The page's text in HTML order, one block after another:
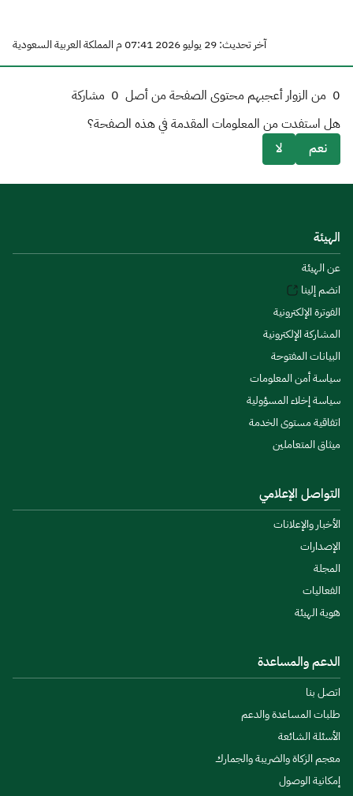
آخر تحديث: 29 يوليو 2026 07:41 م المملكة العربية السعودية
0 من الزوار أعجبهم محتوى الصفحة من أصل 0 مشاركة
هل استفدت من المعلومات المقدمة في هذه الصفحة؟
نعم
لا
الهيئة
عن الهيئة
انضم إلينا
الفوترة الإلكترونية
المشاركة الإلكترونية
البيانات المفتوحة
سياسة أمن المعلومات
سياسة إخلاء المسؤولية
اتفاقية مستوى الخدمة
ميثاق المتعاملين
التواصل الإعلامي
الأخبار والإعلانات
الإصدارات
المجلة
الفعاليات
هوية الهيئة
الدعم والمساعدة
اتصل بنا
طلبات المساعدة والدعم
الأسئلة الشائعة
معجم الزكاة والضريبة والجمارك
إمكانية الوصول